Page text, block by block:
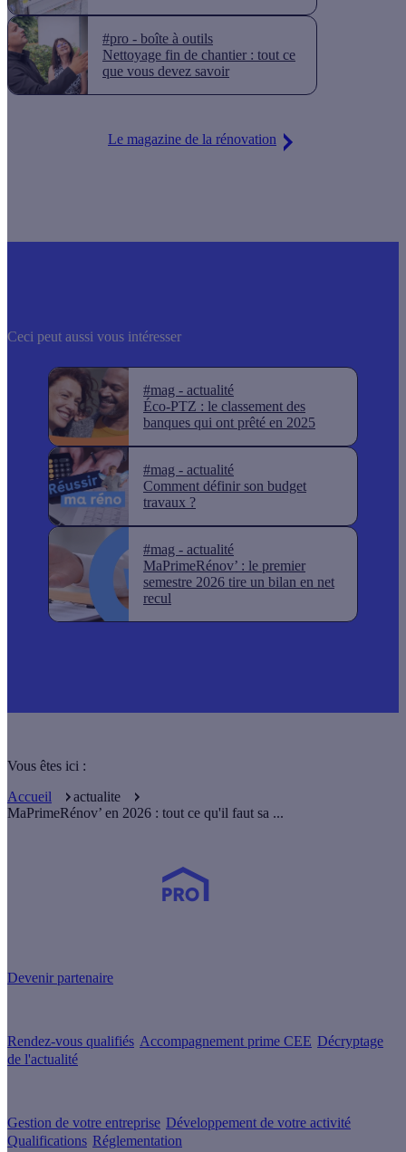
#pro - boîte à outils
Nettoyage fin de chantier : tout ce
que vous devez savoir
Le magazine de la rénovation
Ceci peut aussi vous intéresser
#mag - actualité
Éco-PTZ : le classement des
banques qui ont prêté en 2025
#mag - actualité
Comment définir son budget
travaux ?
#mag - actualité
MaPrimeRénov’ : le premier
semestre 2026 tire un bilan en net
recul
Vous êtes ici :
Accueil
actualite
MaPrimeRénov’ en 2026 : tout ce qu'il faut sa ...
Devenir partenaire
Rendez-vous qualifiés Accompagnement prime CEE Décryptage
de l'actualité
Gestion de votre entreprise Développement de votre activité
Qualifications Réglementation